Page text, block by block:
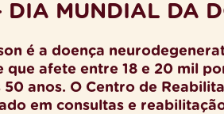
DIA MUNDIAL DA
é a doença
que afete entre 18 e 20 mil
anos. O Centro de
em consultas e